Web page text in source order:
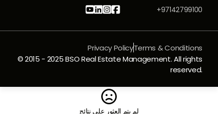
97142799100+




© 2015 - 2025 BSO Real Estate Management. All rights
reserved.
Privacy PolicyTerms & Conditions

لم يتم العثور على نتائج